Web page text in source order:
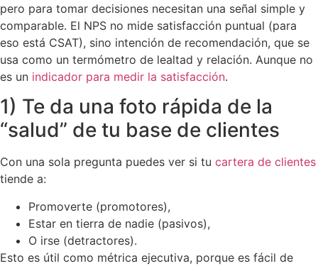
pero para tomar decisiones necesitan una señal simple y
comparable. El NPS no mide satisfacción puntual (para
eso está CSAT), sino intención de recomendación, que se
usa como un termómetro de lealtad y relación. Aunque no
es un indicador para medir la satisfacción.
1) Te da una foto rápida de la
“salud” de tu base de clientes
Con una sola pregunta puedes ver si tu cartera de clientes
tiende a:
Promoverte (promotores),
Estar en tierra de nadie (pasivos),
O irse (detractores).
Esto es útil como métrica ejecutiva, porque es fácil de